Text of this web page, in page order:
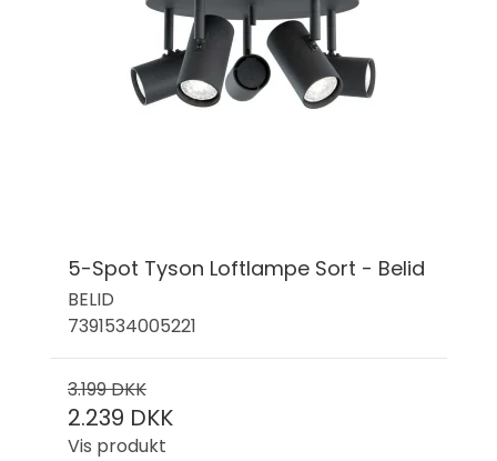
5-Spot Tyson Loftlampe Sort - Belid
BELID
7391534005221
3.199 DKK
2.239 DKK
Vis produkt